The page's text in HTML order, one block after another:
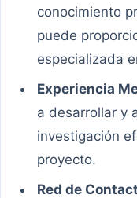
conocimiento
puede
especializada
Experiencia
a desarrollar y
investigación
proyecto.
Red de